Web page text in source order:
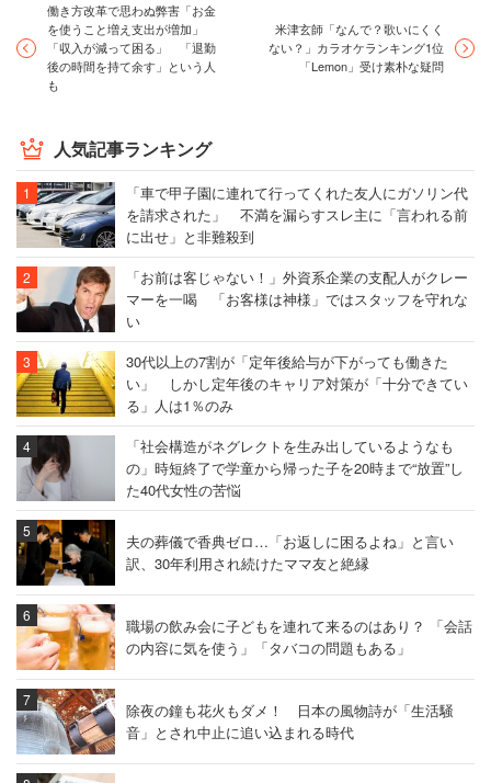
働き方改革で思わぬ弊害「お金
を使うこと増え支出が増加」
「収入が減って困る」 「退勤
後の時間を持て余す」という人
も
米津玄師「なんで？歌いにくく
ない？」カラオケランキング1位
「Lemon」受け素朴な疑問
人気記事ランキング
「車で甲子園に連れて行ってくれた友人にガソリン代
を請求された」 不満を漏らすスレ主に「言われる前
に出せ」と非難殺到
「お前は客じゃない！」外資系企業の支配人がクレー
マーを一喝 「お客様は神様」ではスタッフを守れな
い
30代以上の7割が「定年後給与が下がっても働きた
い」 しかし定年後のキャリア対策が「十分できてい
る」人は1％のみ
「社会構造がネグレクトを生み出しているようなも
の」時短終了で学童から帰った子を20時まで“放置”し
た40代女性の苦悩
夫の葬儀で香典ゼロ…「お返しに困るよね」と言い
訳、30年利用され続けたママ友と絶縁
職場の飲み会に子どもを連れて来るのはあり？ 「会話
の内容に気を使う」「タバコの問題もある」
除夜の鐘も花火もダメ！ 日本の風物詩が「生活騒
音」とされ中止に追い込まれる時代